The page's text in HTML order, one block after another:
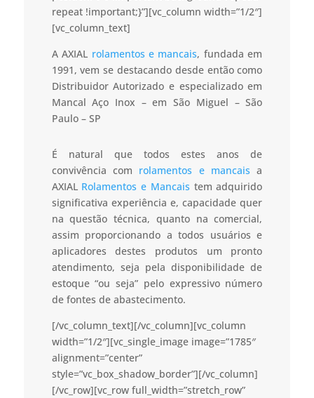
repeat !important;}”][vc_column width=”1/2″]
[vc_column_text]
A AXIAL rolamentos e mancais, fundada em
1991, vem se destacando desde então como
Distribuidor Autorizado e especializado em
Mancal Aço Inox – em São Miguel – São
Paulo – SP
É natural que todos estes anos de
convivência com rolamentos e mancais a
AXIAL Rolamentos e Mancais tem adquirido
significativa experiência e, capacidade quer
na questão técnica, quanto na comercial,
assim proporcionando a todos usuários e
aplicadores destes produtos um pronto
atendimento, seja pela disponibilidade de
estoque “ou seja” pelo expressivo número
de fontes de abastecimento.
[/vc_column_text][/vc_column][vc_column
width=”1/2″][vc_single_image image=”1785″
alignment=”center”
style=”vc_box_shadow_border”][/vc_column]
[/vc_row][vc_row full_width=”stretch_row”